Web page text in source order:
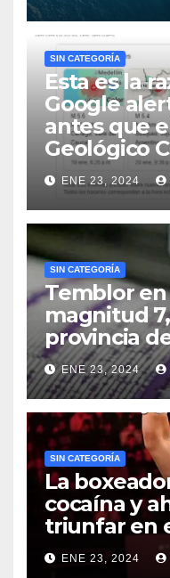
SIN CATEGORÍA
Esta es la
Google
antes que
Geológico
ENE 23, 2024
SIN CATEGORÍA
Temblor en
magnitud
provincia
ENE 23, 2024
SIN CATEGORÍA
La
cocaína y
triunfar en
ENE 23, 2024